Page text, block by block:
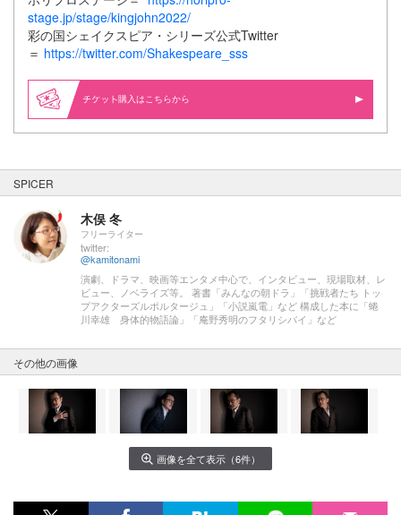
stage.jp/stage/kingjohn2022/
彩の国シェイクスピア・シリーズ公式Twitter
＝ https://twitter.com/Shakespeare_sss
購入はこちらから
SPICER
木俣 冬
フリーライター
twitter:
@kamitonami
演劇、ドラマ、映画等エンタメ中心で、インタビュー、現場取材、レ
ビュー、ノベライズ等。 著書「みんなの朝ドラ」「挑戦者たち トッ
プアクターズルポルタージュ」「小説嵐電」など 構成した本に「蜷
川幸雄 身体的物語論」「庵野秀明のフタリシバイ」など
その他の画像
画像を全て表示（6件）